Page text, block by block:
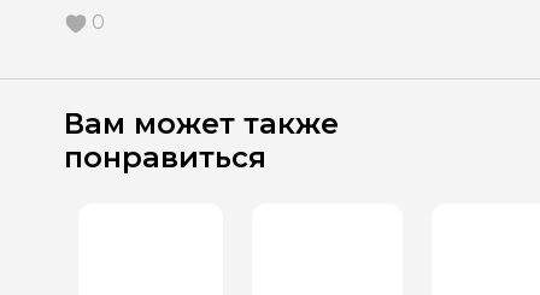
0
Вам может также
понравиться